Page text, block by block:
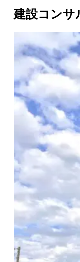
建設コンサ